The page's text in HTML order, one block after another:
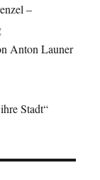
–
Anton Launer
Stadt“